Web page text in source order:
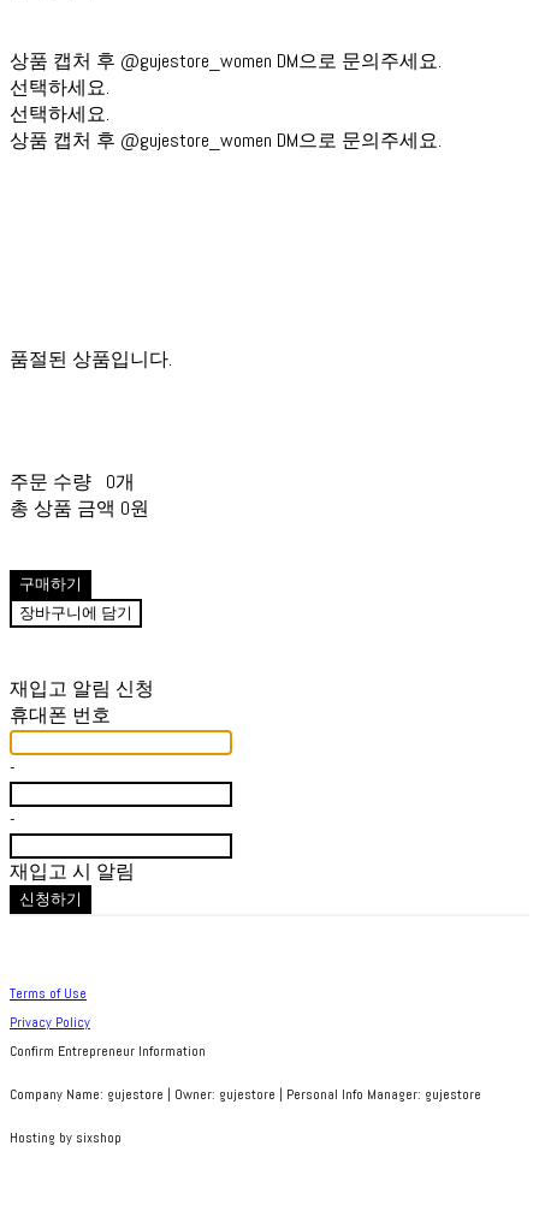
상품 캡처 후 @gujestore_women DM으로 문의주세요.
선택하세요.
선택하세요.
상품 캡처 후 @gujestore_women DM으로 문의주세요.
품절된 상품입니다.
주문 수량
0개
총 상품 금액 0원
구매하기
장바구니에 담기
재입고 알림 신청
휴대폰 번호
-
-
재입고 시 알림
신청하기
Terms of Use
Privacy Policy
Confirm Entrepreneur Information
Company Name: gujestore | Owner: gujestore | Personal Info Manager: gujestore
Hosting by sixshop